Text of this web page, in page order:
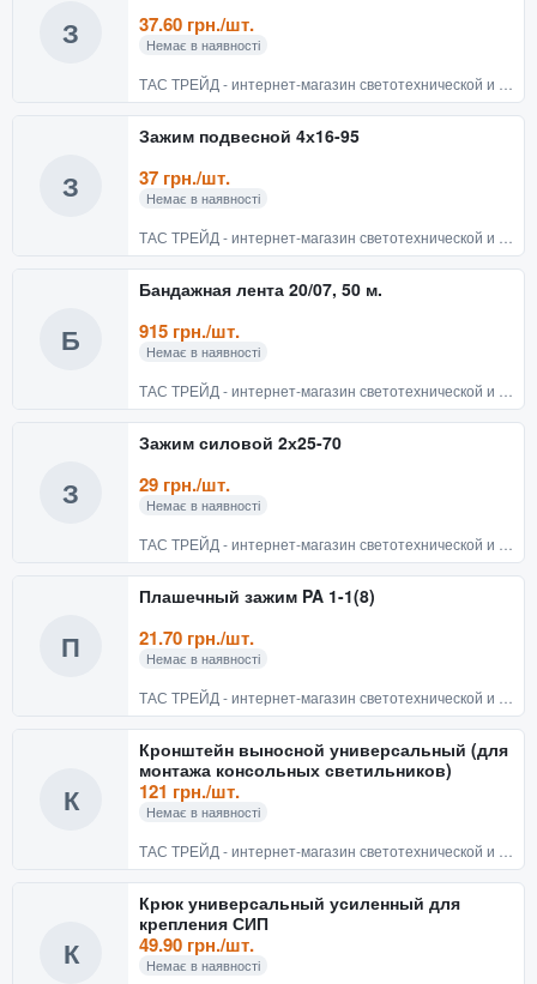
З 37.60 грн./шт.
Немає в наявності
З
Зажим подвесной 4х16-95
37 грн./шт.
Немає в наявності
Б
Бандажная лента 20/07, 50 м.
915 грн./шт.
Немає в наявності
З
Зажим силовой 2х25-70
29 грн./шт.
Немає в наявності
П
Плашечный зажим PA 1-1(8)
21.70 грн./шт.
Немає в наявності
К
Кронштейн выносной универсальный (для
монтажа консольных светильников)
121 грн./шт.
Немає в наявності
К
Крюк универсальный усиленный для
крепления СИП
49.90 грн./шт.
Немає в наявності